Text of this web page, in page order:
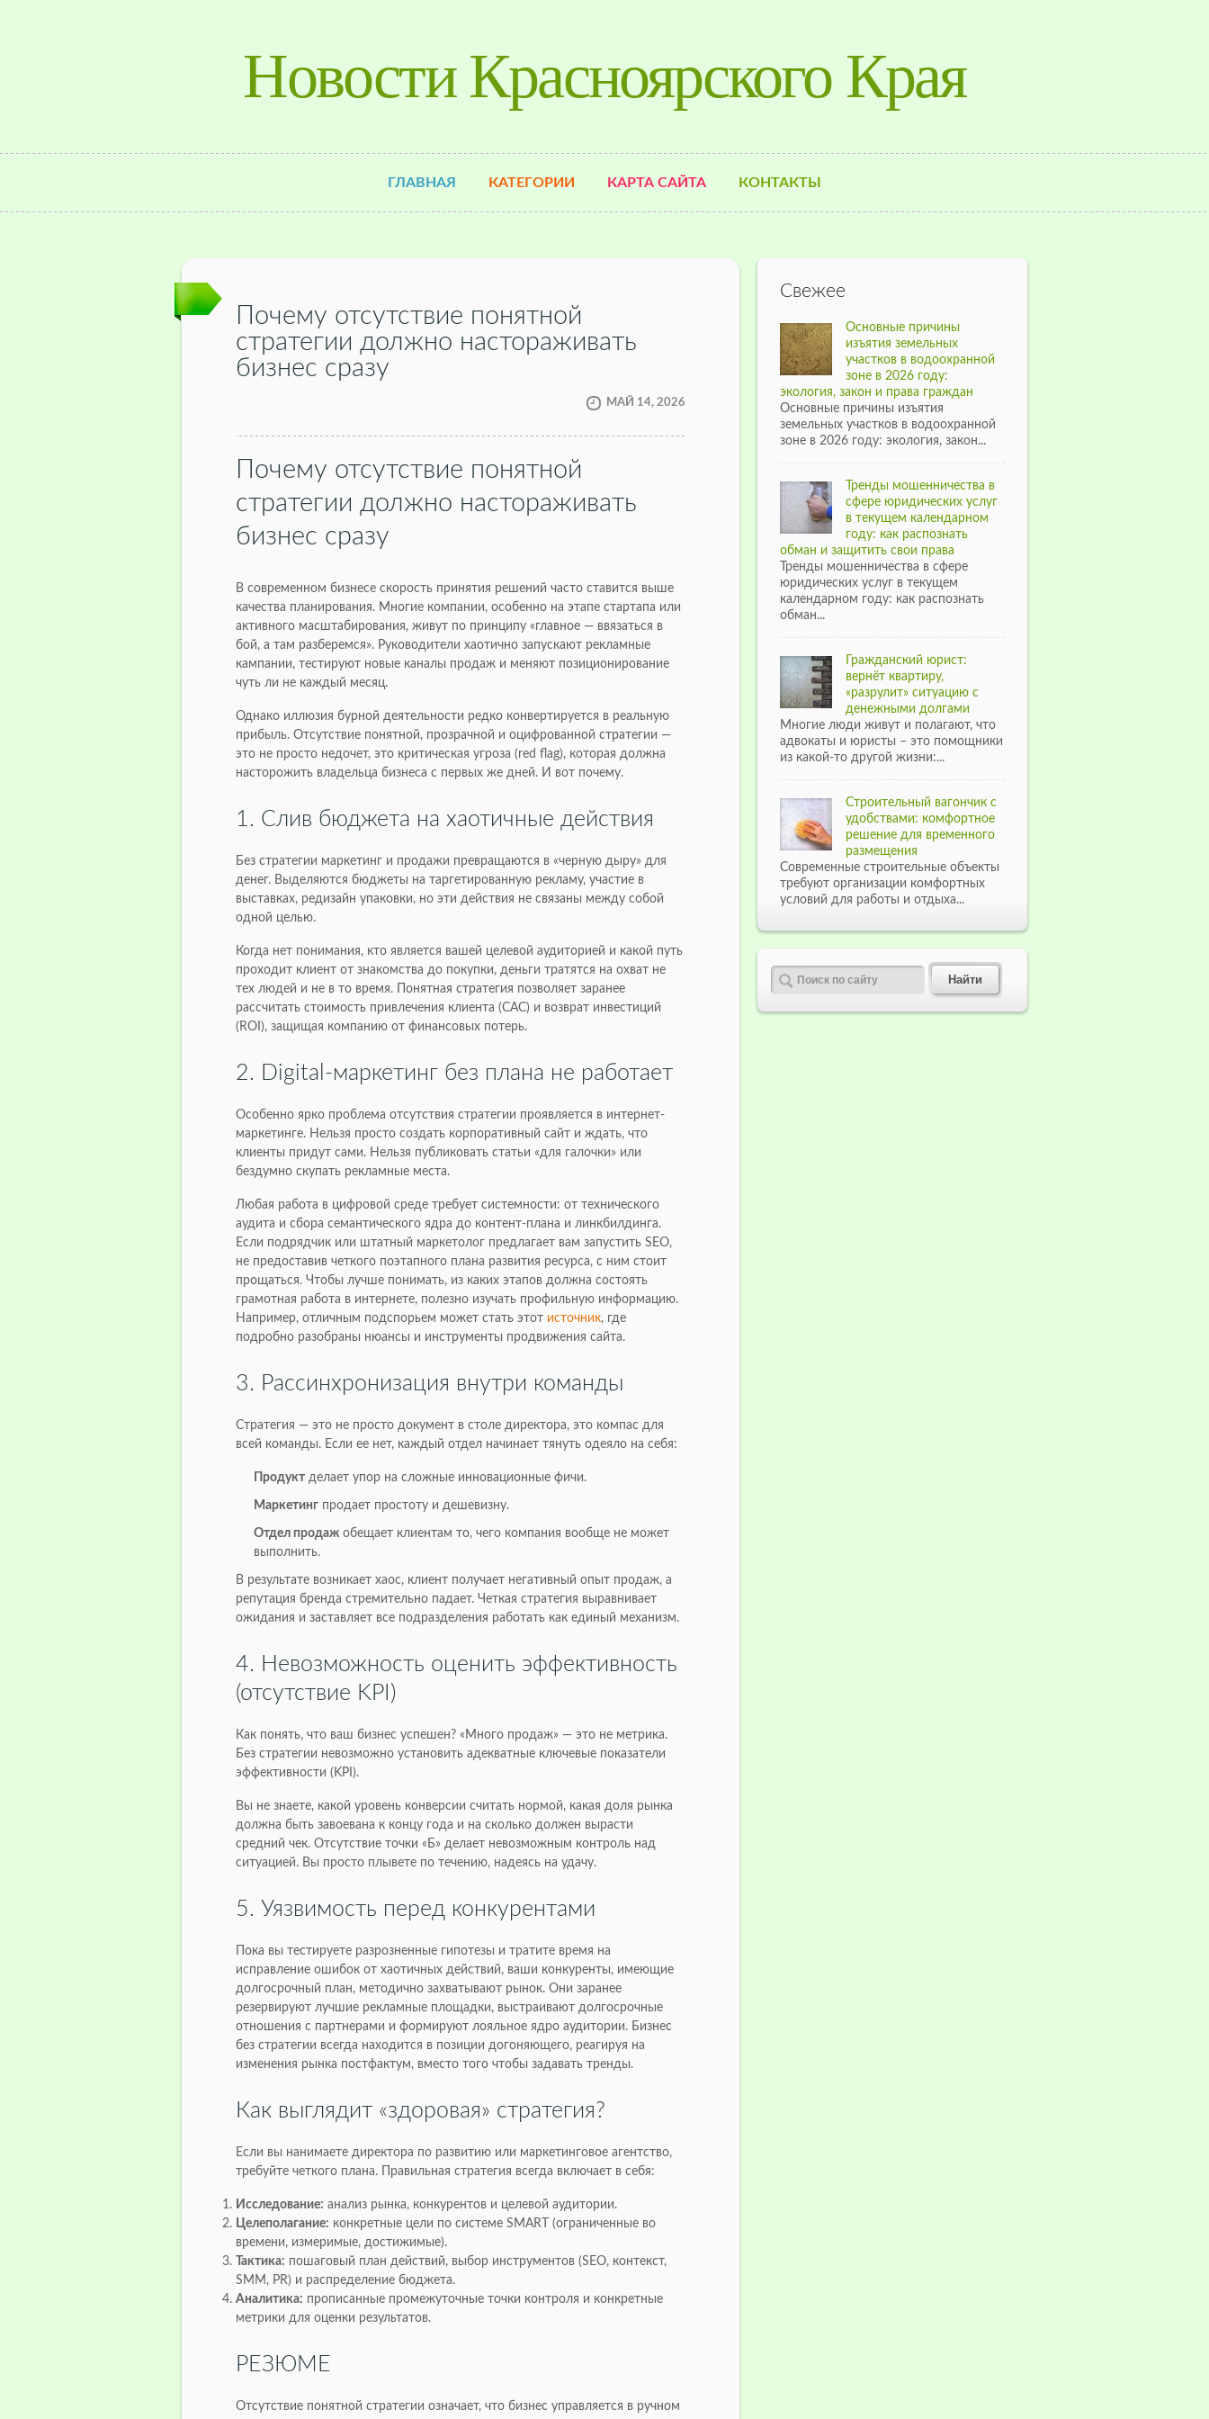
Новости Красноярского Края
ГЛАВНАЯ КАТЕГОРИИ КАРТА САЙТА КОНТАКТЫ
Почему отсутствие понятной
стратегии должно настораживать
бизнес сразу
МАЙ 14, 2026
Почему отсутствие понятной
стратегии должно настораживать
бизнес сразу
В современном бизнесе скорость принятия решений часто ставится выше
качества планирования. Многие компании, особенно на этапе стартапа или
активного масштабирования, живут по принципу «главное — ввязаться в
бой, а там разберемся». Руководители хаотично запускают рекламные
кампании, тестируют новые каналы продаж и меняют позиционирование
чуть ли не каждый месяц.
Однако иллюзия бурной деятельности редко конвертируется в реальную
прибыль. Отсутствие понятной, прозрачной и оцифрованной стратегии —
это не просто недочет, это критическая угроза (red flag), которая должна
насторожить владельца бизнеса с первых же дней. И вот почему.
1. Слив бюджета на хаотичные действия
Без стратегии маркетинг и продажи превращаются в «черную дыру» для
денег. Выделяются бюджеты на таргетированную рекламу, участие в
выставках, редизайн упаковки, но эти действия не связаны между собой
одной целью.
Когда нет понимания, кто является вашей целевой аудиторией и какой путь
проходит клиент от знакомства до покупки, деньги тратятся на охват не
тех людей и не в то время. Понятная стратегия позволяет заранее
рассчитать стоимость привлечения клиента (CAC) и возврат инвестиций
(ROI), защищая компанию от финансовых потерь.
2. Digital-маркетинг без плана не работает
Особенно ярко проблема отсутствия стратегии проявляется в интернет-
маркетинге. Нельзя просто создать корпоративный сайт и ждать, что
клиенты придут сами. Нельзя публиковать статьи «для галочки» или
бездумно скупать рекламные места.
Любая работа в цифровой среде требует системности: от технического
аудита и сбора семантического ядра до контент-плана и линкбилдинга.
Если подрядчик или штатный маркетолог предлагает вам запустить SEO,
не предоставив четкого поэтапного плана развития ресурса, с ним стоит
прощаться. Чтобы лучше понимать, из каких этапов должна состоять
грамотная работа в интернете, полезно изучать профильную информацию.
Например, отличным подспорьем может стать этот источник, где
подробно разобраны нюансы и инструменты продвижения сайта.
3. Рассинхронизация внутри команды
Стратегия — это не просто документ в столе директора, это компас для
всей команды. Если ее нет, каждый отдел начинает тянуть одеяло на себя:
Продукт делает упор на сложные инновационные фичи.
Маркетинг продает простоту и дешевизну.
Отдел продаж обещает клиентам то, чего компания вообще не может
выполнить.
В результате возникает хаос, клиент получает негативный опыт продаж, а
репутация бренда стремительно падает. Четкая стратегия выравнивает
ожидания и заставляет все подразделения работать как единый механизм.
4. Невозможность оценить эффективность
(отсутствие KPI)
Как понять, что ваш бизнес успешен? «Много продаж» — это не метрика.
Без стратегии невозможно установить адекватные ключевые показатели
эффективности (KPI).
Вы не знаете, какой уровень конверсии считать нормой, какая доля рынка
должна быть завоевана к концу года и на сколько должен вырасти
средний чек. Отсутствие точки «Б» делает невозможным контроль над
ситуацией. Вы просто плывете по течению, надеясь на удачу.
5. Уязвимость перед конкурентами
Пока вы тестируете разрозненные гипотезы и тратите время на
исправление ошибок от хаотичных действий, ваши конкуренты, имеющие
долгосрочный план, методично захватывают рынок. Они заранее
резервируют лучшие рекламные площадки, выстраивают долгосрочные
отношения с партнерами и формируют лояльное ядро аудитории. Бизнес
без стратегии всегда находится в позиции догоняющего, реагируя на
изменения рынка постфактум, вместо того чтобы задавать тренды.
Как выглядит «здоровая» стратегия?
Если вы нанимаете директора по развитию или маркетинговое агентство,
требуйте четкого плана. Правильная стратегия всегда включает в себя:
Исследование: анализ рынка, конкурентов и целевой аудитории.
Целеполагание: конкретные цели по системе SMART (ограниченные во
времени, измеримые, достижимые).
Тактика: пошаговый план действий, выбор инструментов (SEO, контекст,
SMM, PR) и распределение бюджета.
Аналитика: прописанные промежуточные точки контроля и конкретные
метрики для оценки результатов.
РЕЗЮМЕ
Отсутствие понятной стратегии означает, что бизнес управляется в ручном
Свежее
Основные причины
изъятия земельных
участков в водоохранной
зоне в 2026 году:
экология, закон и права граждан
Основные причины изъятия
земельных участков в водоохранной
зоне в 2026 году: экология, закон...
Тренды мошенничества в
сфере юридических услуг
в текущем календарном
году: как распознать
обман и защитить свои права
Тренды мошенничества в сфере
юридических услуг в текущем
календарном году: как распознать
обман...
Гражданский юрист:
вернёт квартиру,
«разрулит» ситуацию с
денежными долгами
Многие люди живут и полагают, что
адвокаты и юристы – это помощники
из какой-то другой жизни:...
Строительный вагончик с
удобствами: комфортное
решение для временного
размещения
Современные строительные объекты
требуют организации комфортных
условий для работы и отдыха...